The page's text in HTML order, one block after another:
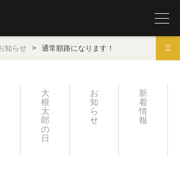
寺（沢庵寺）
知らせ > 通常順路になります！
新
着
情
報
お
知
ら
せ
大
根
太
郎
の
日々